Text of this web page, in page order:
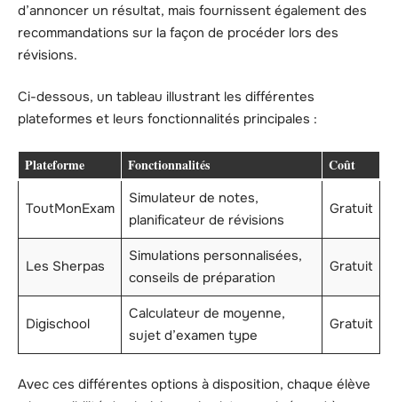
d’annoncer un résultat, mais fournissent également des
recommandations sur la façon de procéder lors des
révisions.
Ci-dessous, un tableau illustrant les différentes
plateformes et leurs fonctionnalités principales :
Plateforme Fonctionnalités Coût
ToutMonExam
Simulateur de notes,
planificateur de révisions
Gratuit
Les Sherpas
Simulations personnalisées,
conseils de préparation
Gratuit
Digischool
Calculateur de moyenne,
sujet d’examen type
Gratuit
Avec ces différentes options à disposition, chaque élève